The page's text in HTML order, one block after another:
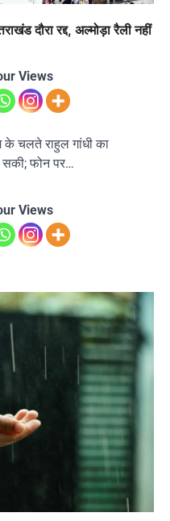
दौरा रद्द, अल्मोड़ा रैली नहीं
Views
चलते राहुल गांधी का
सकी; फोन पर…
Views